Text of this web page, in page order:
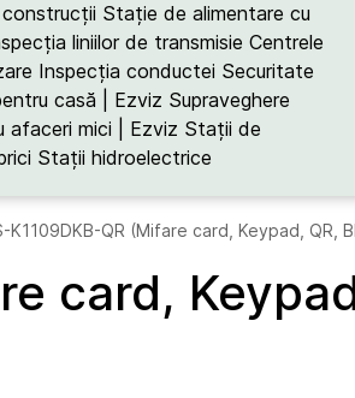
Stație de alimentare cu
liniilor de transmisie Centrele
Inspecția conductei Securitate
casă | Ezviz Supraveghere
afaceri mici | Ezviz Stații de
Stații hidroelectrice
K1109DKB-QR (Mifare card, Keypad, QR,
card,